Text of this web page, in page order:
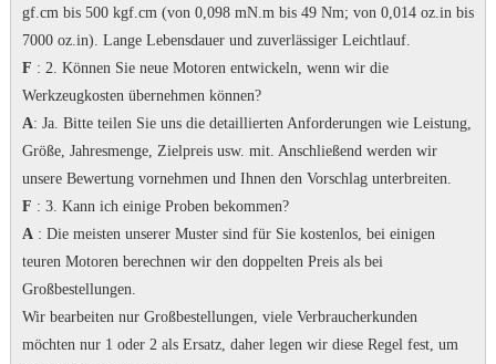
gf.cm bis 500 kgf.cm (von 0,098 mN.m bis 49 Nm; von 0,014 oz.in bis
7000 oz.in). Lange Lebensdauer und zuverlässiger Leichtlauf.
F : 2. Können Sie neue Motoren entwickeln, wenn wir die
Werkzeugkosten übernehmen können?
A: Ja. Bitte teilen Sie uns die detaillierten Anforderungen wie Leistung,
Größe, Jahresmenge, Zielpreis usw. mit. Anschließend werden wir
unsere Bewertung vornehmen und Ihnen den Vorschlag unterbreiten.
F : 3. Kann ich einige Proben bekommen?
A: Die meisten unserer Muster sind für Sie kostenlos, bei einigen
teuren Motoren berechnen wir den doppelten Preis als bei
Großbestellungen.
Wir bearbeiten nur Großbestellungen, viele Verbraucherkunden
möchten nur 1 oder 2 als Ersatz, daher legen wir diese Regel fest, um